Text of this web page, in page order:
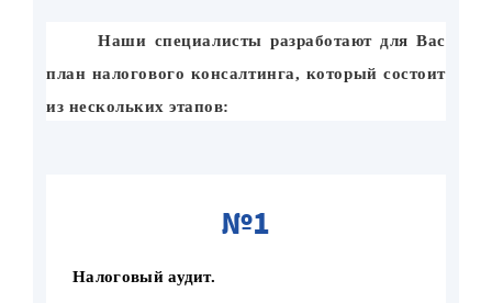
Наши специалисты разработают для Вас
план налогового консалтинга, который состоит
из нескольких этапов:
№1
Налоговый аудит.